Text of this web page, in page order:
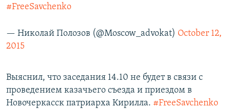
#FreeSavchenko
— Николай Полозов (@Moscow_advokat) October 12,
2015
Выяснил, что заседания 14.10 не будет в связи с
проведением казачьего съезда и приездом в
Новочеркасск патриарха Кирилла. #FreeSavchenko